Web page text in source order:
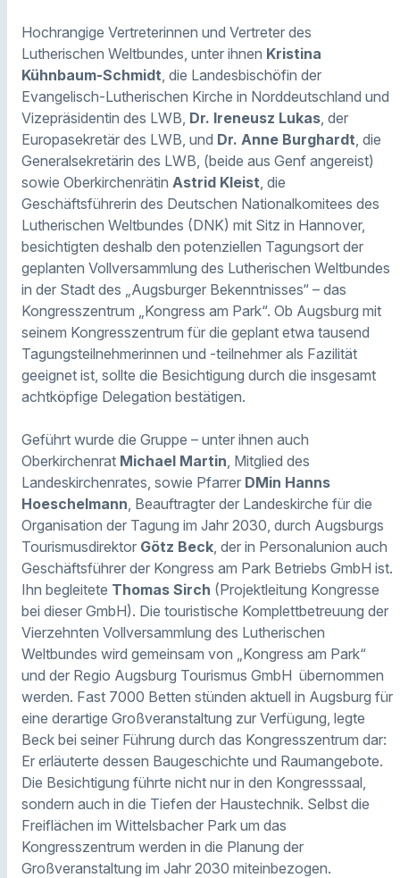
Hochrangige Vertreterinnen und Vertreter des
Lutherischen Weltbundes, unter ihnen Kristina
Kühnbaum-Schmidt, die Landesbischöfin der
Evangelisch-Lutherischen Kirche in Norddeutschland und
Vizepräsidentin des LWB, Dr. Ireneusz Lukas, der
Europasekretär des LWB, und Dr. Anne Burghardt, die
Generalsekretärin des LWB, (beide aus Genf angereist)
sowie Oberkirchenrätin Astrid Kleist, die
Geschäftsführerin des Deutschen Nationalkomitees des
Lutherischen Weltbundes (DNK) mit Sitz in Hannover,
besichtigten deshalb den potenziellen Tagungsort der
geplanten Vollversammlung des Lutherischen Weltbundes
in der Stadt des „Augsburger Bekenntnisses“ – das
Kongresszentrum „Kongress am Park“. Ob Augsburg mit
seinem Kongresszentrum für die geplant etwa tausend
Tagungsteilnehmerinnen und -teilnehmer als Fazilität
geeignet ist, sollte die Besichtigung durch die insgesamt
achtköpfige Delegation bestätigen.
Geführt wurde die Gruppe – unter ihnen auch
Oberkirchenrat Michael Martin, Mitglied des
Landeskirchenrates, sowie Pfarrer DMin Hanns
Hoeschelmann, Beauftragter der Landeskirche für die
Organisation der Tagung im Jahr 2030, durch Augsburgs
Tourismusdirektor Götz Beck, der in Personalunion auch
Geschäftsführer der Kongress am Park Betriebs GmbH ist.
Ihn begleitete Thomas Sirch (Projektleitung Kongresse
bei dieser GmbH). Die touristische Komplettbetreuung der
Vierzehnten Vollversammlung des Lutherischen
Weltbundes wird gemeinsam von „Kongress am Park“
und der Regio Augsburg Tourismus GmbH übernommen
werden. Fast 7000 Betten stünden aktuell in Augsburg für
eine derartige Großveranstaltung zur Verfügung, legte
Beck bei seiner Führung durch das Kongresszentrum dar:
Er erläuterte dessen Baugeschichte und Raumangebote.
Die Besichtigung führte nicht nur in den Kongresssaal,
sondern auch in die Tiefen der Haustechnik. Selbst die
Freiflächen im Wittelsbacher Park um das
Kongresszentrum werden in die Planung der
Großveranstaltung im Jahr 2030 miteinbezogen.